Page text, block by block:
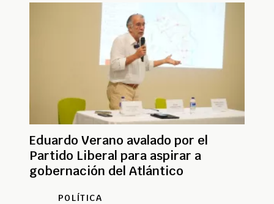
Eduardo Verano avalado por el
Partido Liberal para aspirar a
gobernación del Atlántico
POLÍTICA